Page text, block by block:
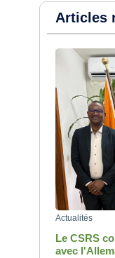
Articles
Actualités
Le CSRS
avec